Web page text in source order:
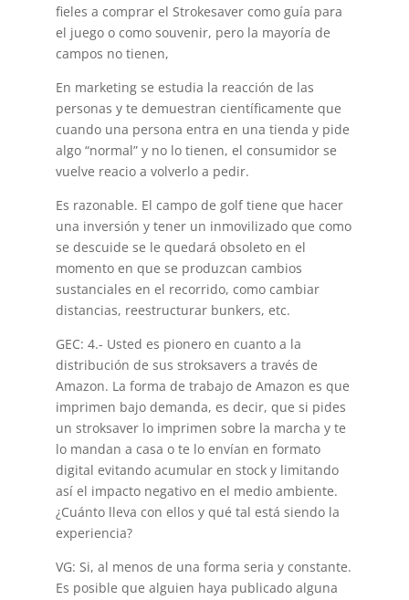
fieles a comprar el Strokesaver como guía para
el juego o como souvenir, pero la mayoría de
campos no tienen,
En marketing se estudia la reacción de las
personas y te demuestran científicamente que
cuando una persona entra en una tienda y pide
algo “normal” y no lo tienen, el consumidor se
vuelve reacio a volverlo a pedir.
Es razonable. El campo de golf tiene que hacer
una inversión y tener un inmovilizado que como
se descuide se le quedará obsoleto en el
momento en que se produzcan cambios
sustanciales en el recorrido, como cambiar
distancias, reestructurar bunkers, etc.
GEC: 4.- Usted es pionero en cuanto a la
distribución de sus stroksavers a través de
Amazon. La forma de trabajo de Amazon es que
imprimen bajo demanda, es decir, que si pides
un stroksaver lo imprimen sobre la marcha y te
lo mandan a casa o te lo envían en formato
digital evitando acumular en stock y limitando
así el impacto negativo en el medio ambiente.
¿Cuánto lleva con ellos y qué tal está siendo la
experiencia?
VG: Si, al menos de una forma seria y constante.
Es posible que alguien haya publicado alguna